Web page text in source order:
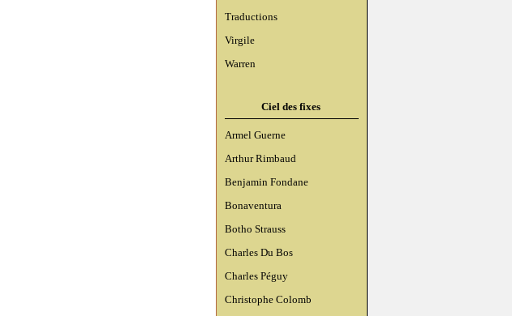
Traductions
Virgile
Warren
Ciel des fixes
Armel Guerne
Arthur Rimbaud
Benjamin Fondane
Bonaventura
Botho Strauss
Charles Du Bos
Charles Péguy
Christophe Colomb